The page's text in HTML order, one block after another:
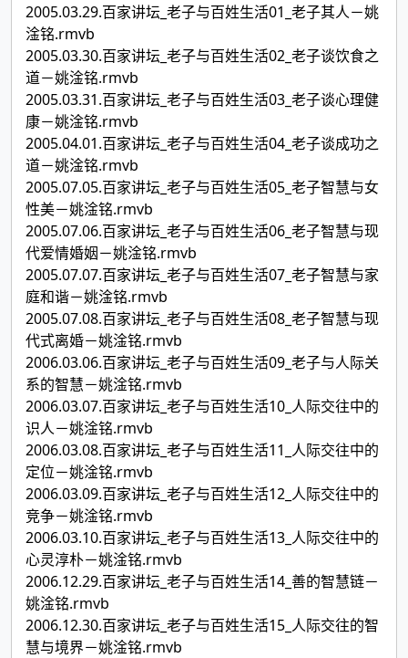
2005.03.29.百家讲坛_老子与百姓生活01_老子其人－姚
淦铭.rmvb
2005.03.30.百家讲坛_老子与百姓生活02_老子谈饮食之
道－姚淦铭.rmvb
2005.03.31.百家讲坛_老子与百姓生活03_老子谈心理健
康－姚淦铭.rmvb
2005.04.01.百家讲坛_老子与百姓生活04_老子谈成功之
道－姚淦铭.rmvb
2005.07.05.百家讲坛_老子与百姓生活05_老子智慧与女
性美－姚淦铭.rmvb
2005.07.06.百家讲坛_老子与百姓生活06_老子智慧与现
代爱情婚姻－姚淦铭.rmvb
2005.07.07.百家讲坛_老子与百姓生活07_老子智慧与家
庭和谐－姚淦铭.rmvb
2005.07.08.百家讲坛_老子与百姓生活08_老子智慧与现
代式离婚－姚淦铭.rmvb
2006.03.06.百家讲坛_老子与百姓生活09_老子与人际关
系的智慧－姚淦铭.rmvb
2006.03.07.百家讲坛_老子与百姓生活10_人际交往中的
识人－姚淦铭.rmvb
2006.03.08.百家讲坛_老子与百姓生活11_人际交往中的
定位－姚淦铭.rmvb
2006.03.09.百家讲坛_老子与百姓生活12_人际交往中的
竞争－姚淦铭.rmvb
2006.03.10.百家讲坛_老子与百姓生活13_人际交往中的
心灵淳朴－姚淦铭.rmvb
2006.12.29.百家讲坛_老子与百姓生活14_善的智慧链－
姚淦铭.rmvb
2006.12.30.百家讲坛_老子与百姓生活15_人际交往的智
慧与境界－姚淦铭.rmvb